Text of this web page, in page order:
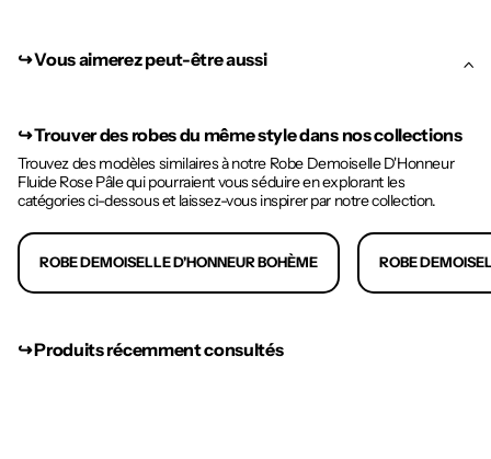
↪︎ Vous aimerez peut-être aussi
↪︎Trouver des robes du même style dans nos collections
Trouvez des modèles similaires à notre Robe Demoiselle D'Honneur
Fluide Rose Pâle qui pourraient vous séduire en explorant les
catégories ci-dessous et laissez-vous inspirer par notre collection.
ROBE DEMOISELLE D'HONNEUR BOHÈME ROBE
↪︎ Produits récemment consultés